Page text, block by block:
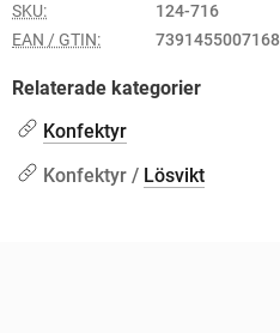
SKU:
124-716
EAN / GTIN:
7391455007168
Relaterade kategorier
Konfektyr
Konfektyr / Lösvikt